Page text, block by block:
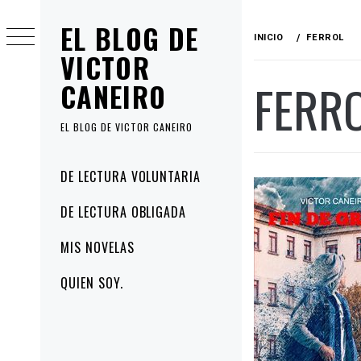
EL BLOG DE
VICTOR
CANEIRO
EL BLOG DE VICTOR CANEIRO
principal
DE LECTURA VOLUNTARIA
DE LECTURA OBLIGADA
MIS NOVELAS
QUIEN SOY.
al
contenido
INICIO FERROL